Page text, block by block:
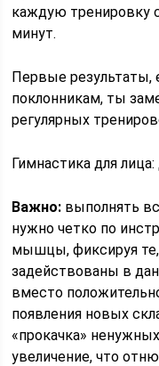
каждую тренировку
минут.
Первые результаты,
поклонникам, ты
регулярных
Гимнастика для
Важно: выполнять
нужно четко по
мышцы, фиксируя
задействованы в
вместо
появления новых
«прокачка»
увеличение, что